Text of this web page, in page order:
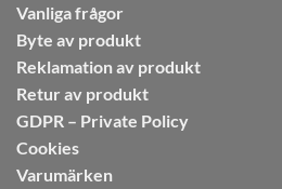
Vanliga frågor
Byte av produkt
Reklamation av produkt
Retur av produkt
GDPR – Private Policy
Cookies
Varumärken